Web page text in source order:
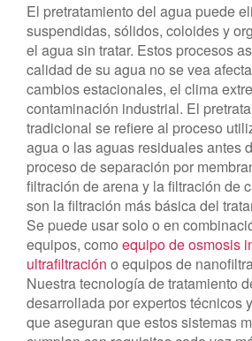
El pretratamiento del agua puede
suspendidas, sólidos, coloides y
el agua sin tratar. Estos procesos
calidad de su agua no se vea
cambios estacionales, el clima
contaminación industrial. El
tradicional se refiere al proceso
agua o las aguas residuales antes
proceso de separación por
filtración de arena y la filtración de
son la filtración más básica del
Se puede usar solo o en
equipos, como equipo de osmosis
ultrafiltración o equipos de
Nuestra tecnología de tratamiento
desarrollada por expertos técnicos
que aseguran que estos sistemas